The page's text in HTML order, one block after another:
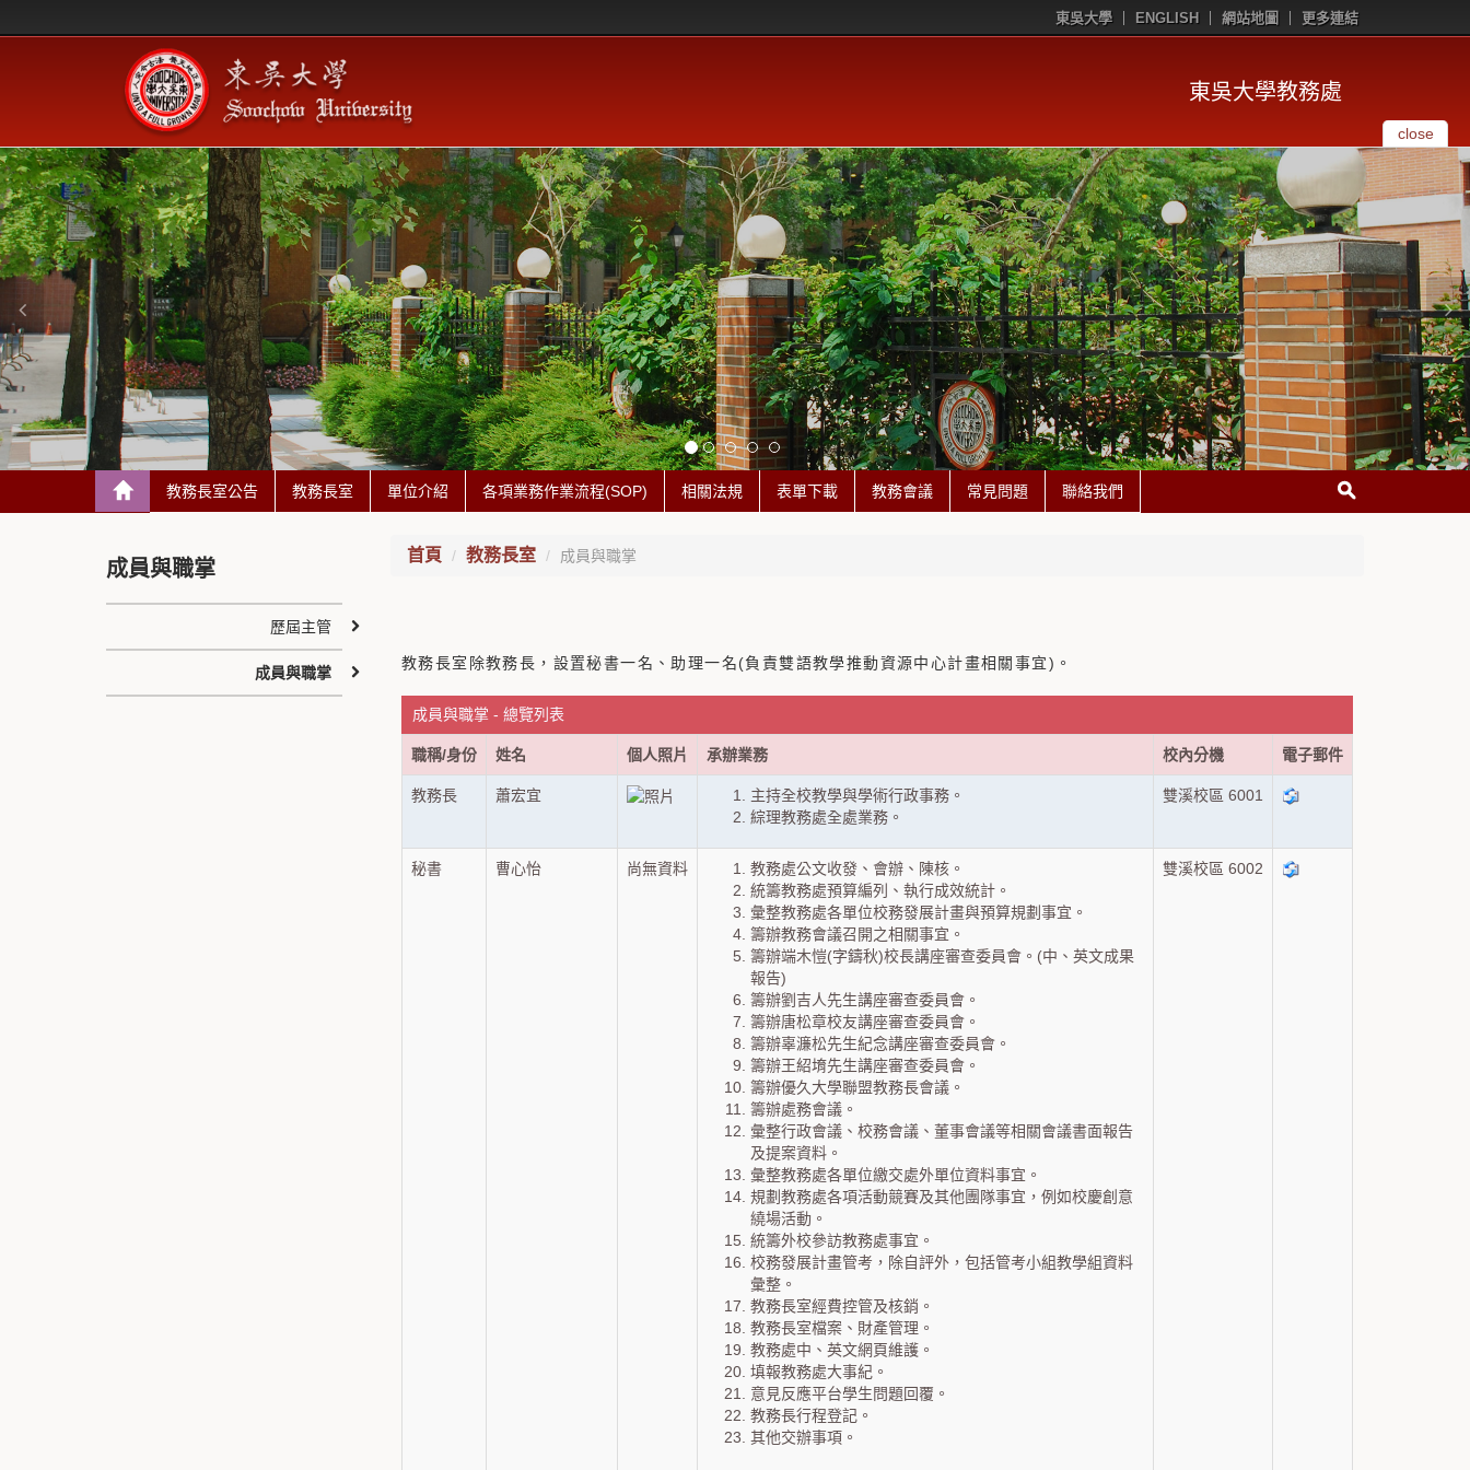
東吳大學 ENGLISH 網站地圖 更多連結
東吳大學教務處
close
教務長室公告 教務長室 單位介紹 各項業務作業流程(SOP) 相關法規 表單下載 教務會議 常見問題 聯絡我們
首頁 教務長室 成員與職掌
教務長室除教務長，設置秘書一名、助理一名(負責雙語教學推動資源中心計畫相關事宜)。
成員與職掌 - 總覽列表
職稱/身份 姓名 個人照片 承辦業務 校內分機 電子郵件
教務長 蕭宏宜
主持全校教學與學術行政事務。
綜理教務處全處業務。
雙溪校區 6001
秘書 曹心怡 尚無資料
教務處公文收發、會辦、陳核。
統籌教務處預算編列、執行成效統計。
彙整教務處各單位校務發展計畫與預算規劃事宜。
籌辦教務會議召開之相關事宜。
籌辦端木愷(字鑄秋)校長講座審查委員會。(中、英文成果
報告)
籌辦劉吉人先生講座審查委員會。
籌辦唐松章校友講座審查委員會。
籌辦辜濂松先生紀念講座審查委員會。
籌辦王紹堉先生講座審查委員會。
籌辦優久大學聯盟教務長會議。
籌辦處務會議。
彙整行政會議、校務會議、董事會議等相關會議書面報告
及提案資料。
彙整教務處各單位繳交處外單位資料事宜。
規劃教務處各項活動競賽及其他團隊事宜，例如校慶創意
繞場活動。
統籌外校參訪教務處事宜。
校務發展計畫管考，除自評外，包括管考小組教學組資料
彙整。
教務長室經費控管及核銷。
教務長室檔案、財產管理。
教務處中、英文網頁維護。
填報教務處大事紀。
意見反應平台學生問題回覆。
教務長行程登記。
其他交辦事項。
雙溪校區 6002
成員與職掌
歷屆主管
成員與職掌